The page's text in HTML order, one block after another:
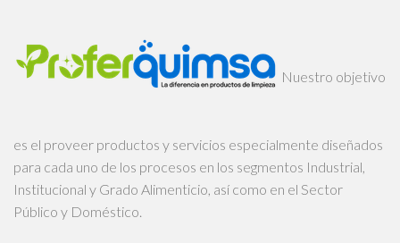
Nuestro objetivo
es el proveer productos y servicios especialmente diseñados
para cada uno de los procesos en los segmentos Industrial,
Institucional y Grado Alimenticio, así como en el Sector
Público y Doméstico.